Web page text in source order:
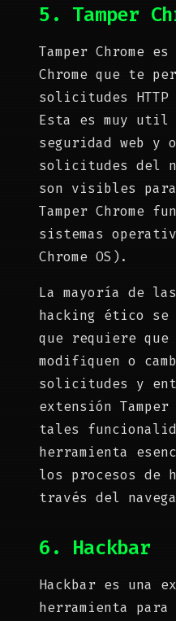
5. Tamper
Tamper Chrome
Chrome que te
solicitudes HTTP
Esta es muy util
seguridad web y
solicitudes del
son visibles
Tamper Chrome
sistemas
Chrome OS).
La mayoría de
hacking ético se
que requiere
modifiquen o
solicitudes y
extensión Tamper
tales
herramienta
los procesos de
través del
6. Hackbar
Hackbar es una
herramienta para